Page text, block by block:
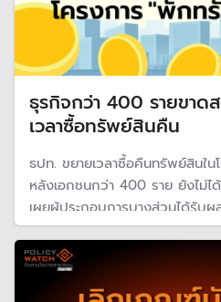
ธุรกิจกว่า 400 รายขา
เวลาซื้อทรัพย์สินคืน
ธปท. ขยายเวลาซื้อคืนทรัพย์สิน
หลังเอกชนกว่า 400 ราย ยังไม่ไ
เผยผู้ประกอบการบางส่วนได้รับผ
และสถานการณ์ในต่างประเทศ จึง
ทุน